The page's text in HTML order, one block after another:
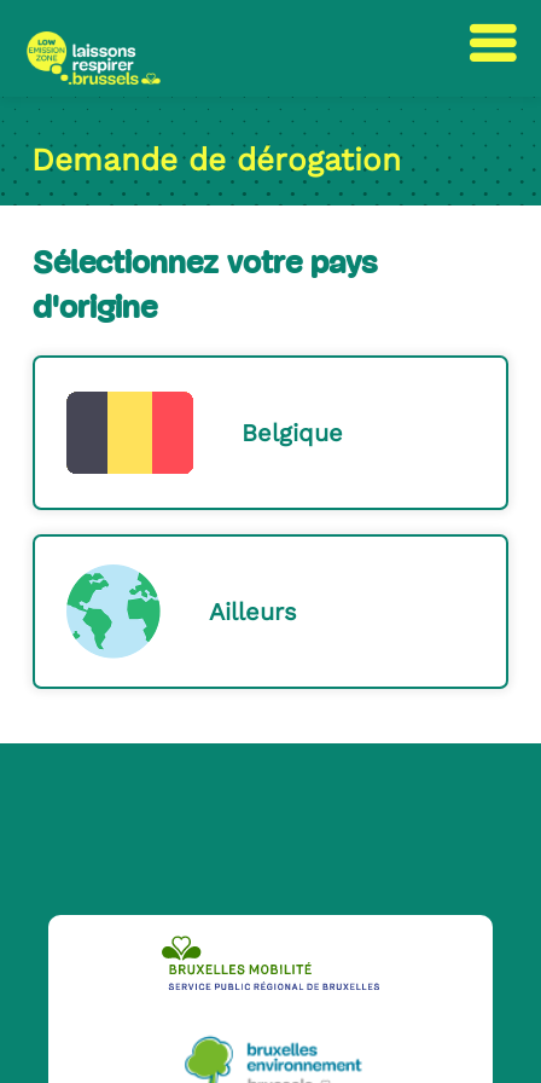
Passer
au
contenu
Passer
à
la
navigation
Demande de dérogation
Sélectionnez votre pays
d'origine
Belgique
Ailleurs